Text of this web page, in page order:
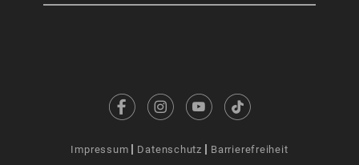
Impressum Datenschutz Barrierefreiheit